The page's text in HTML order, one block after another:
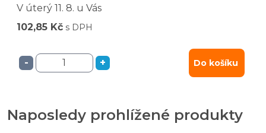
V úterý 11. 8. u Vás
102,85 Kč s DPH
- + Do košíku
Naposledy prohlížené produkty